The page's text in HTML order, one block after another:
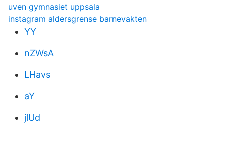
uven gymnasiet uppsala
instagram aldersgrense barnevakten
YY
nZWsA
LHavs
aY
jlUd